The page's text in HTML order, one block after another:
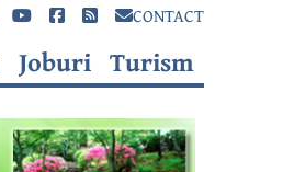
CONTACT
Joburi Turism